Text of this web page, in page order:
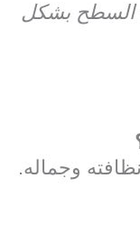
السطح بشكل
وجماله.